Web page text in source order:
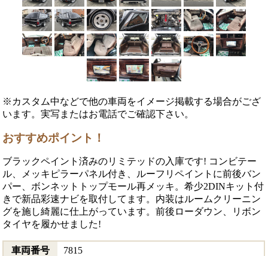
※カスタム中などで他の車両をイメージ掲載する場合がござ
います。実写またはお電話でご確認下さい。
おすすめポイント！
ブラックペイント済みのリミテッドの入庫です! コンビテー
ル、メッキピラーパネル付き、ルーフリペイントに前後バン
パー、ボンネットトップモール再メッキ。希少2DINキット付
きで新品彩速ナビを取付してます。内装はルームクリーニン
グを施し綺麗に仕上がっています。前後ローダウン、リボン
タイヤを履かせました!
車両番号
7815